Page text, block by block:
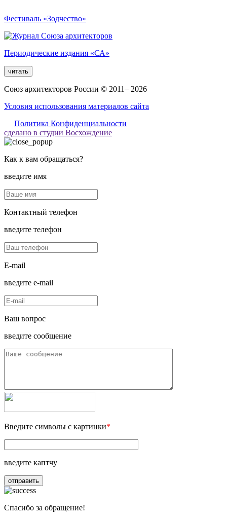
Фестиваль «Зодчество»
Периодические издания «СА»
читать
Союз архитекторов России © 2011– 2026
Условия использования материалов сайта
Политика Конфиденциальности
сделано в студии Восхождение
Как к вам обращаться?
введите имя
Контактный телефон
введите телефон
E-mail
введите e-mail
Ваш вопрос
введите сообщение
Введите символы с картинки*
введите каптчу
отправить
Спасибо за обращение!